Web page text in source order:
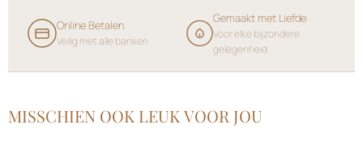
Online Betalen
Veilig met alle banken
Gemaakt met Liefde
Voor elke bijzondere
gelegenheid
MISSCHIEN OOK LEUK VOOR JOU